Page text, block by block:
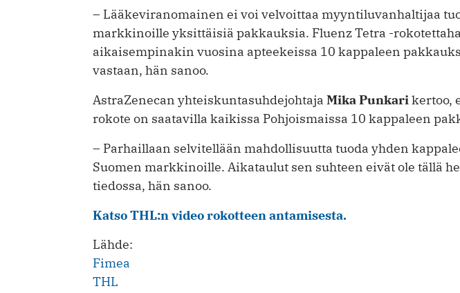
– Lääkeviranomainen ei voi velvoittaa myyntiluvanhaltijaa
markkinoille yksittäisiä pakkauksia. Fluenz Tetra -
aikaisempinakin vuosina apteekeissa 10 kappaleen
vastaan, hän sanoo.
AstraZenecan yhteiskuntasuhdejohtaja Mika Punkari kertoo,
rokote on saatavilla kaikissa Pohjoismaissa 10 kappaleen
– Parhaillaan selvitellään mahdollisuutta tuoda yhden
Suomen markkinoille. Aikataulut sen suhteen eivät ole tällä
tiedossa, hän sanoo.
Katso THL:n video rokotteen antamisesta.
Lähde:
Fimea
THL